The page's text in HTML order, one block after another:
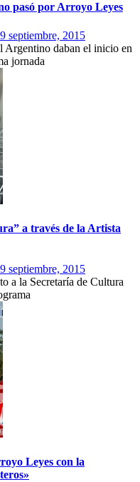
pasó por Arroyo Leyes
septiembre, 2015
Argentino daban el inicio en
jornada
a través de la Artista
septiembre, 2015
a la Secretaría de Cultura
Leyes con la